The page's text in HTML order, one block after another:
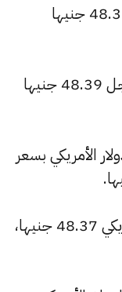
بنك مصر: سعر الدولار الأمريكي الآن 48.37 جنيها
كريدي أجريكول: الدولار الأمريكي يسجل 48.39 جنيها
الأمريكي بسعر
بنك البركة: بلغ سعر شراء الدولار الأمريكي 48.37 جنيها،